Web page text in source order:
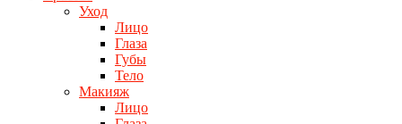
Уход
Лицо
Глаза
Губы
Тело
Макияж
Лицо